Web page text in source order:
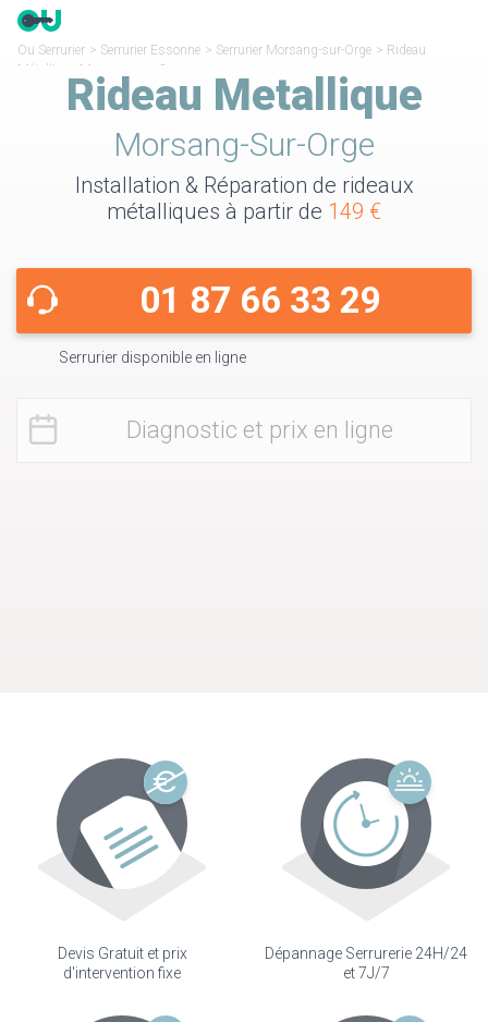
Ou Serrurier > Serrurier Essonne > Serrurier Morsang-sur-Orge > Rideau
Métallique Morsang-sur-Orge
Rideau Metallique
Morsang-Sur-Orge
Installation & Réparation de rideaux
métalliques à partir de 149 €
01 87 66 33 29
Serrurier disponible en ligne
Diagnostic et prix en ligne
Devis Gratuit et prix
d'intervention fixe
Dépannage Serrurerie 24H/24
et 7J/7